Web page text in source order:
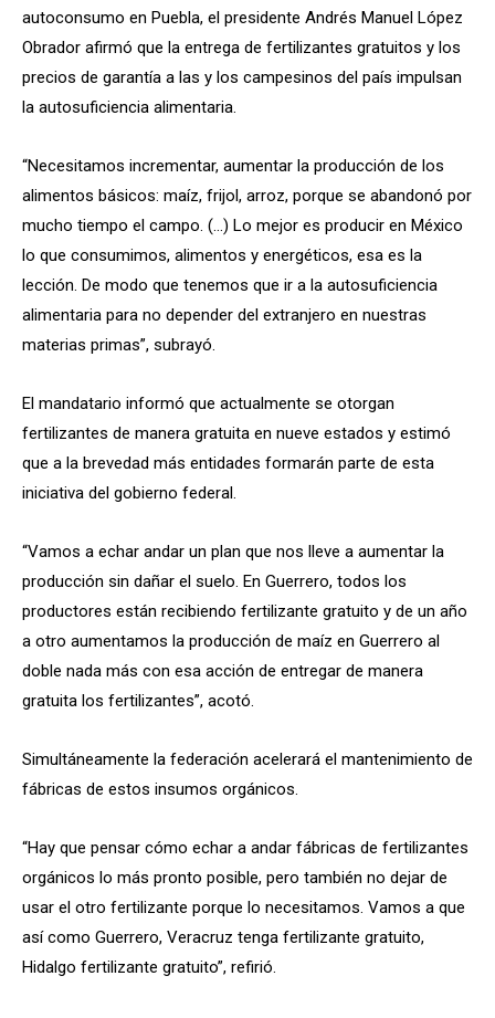
autoconsumo en Puebla, el presidente Andrés Manuel López
Obrador afirmó que la entrega de fertilizantes gratuitos y los
precios de garantía a las y los campesinos del país impulsan
la autosuficiencia alimentaria.
“Necesitamos incrementar, aumentar la producción de los
alimentos básicos: maíz, frijol, arroz, porque se abandonó por
mucho tiempo el campo. (…) Lo mejor es producir en México
lo que consumimos, alimentos y energéticos, esa es la
lección. De modo que tenemos que ir a la autosuficiencia
alimentaria para no depender del extranjero en nuestras
materias primas”, subrayó.
El mandatario informó que actualmente se otorgan
fertilizantes de manera gratuita en nueve estados y estimó
que a la brevedad más entidades formarán parte de esta
iniciativa del gobierno federal.
“Vamos a echar andar un plan que nos lleve a aumentar la
producción sin dañar el suelo. En Guerrero, todos los
productores están recibiendo fertilizante gratuito y de un año
a otro aumentamos la producción de maíz en Guerrero al
doble nada más con esa acción de entregar de manera
gratuita los fertilizantes”, acotó.
Simultáneamente la federación acelerará el mantenimiento de
fábricas de estos insumos orgánicos.
“Hay que pensar cómo echar a andar fábricas de fertilizantes
orgánicos lo más pronto posible, pero también no dejar de
usar el otro fertilizante porque lo necesitamos. Vamos a que
así como Guerrero, Veracruz tenga fertilizante gratuito,
Hidalgo fertilizante gratuito”, refirió.